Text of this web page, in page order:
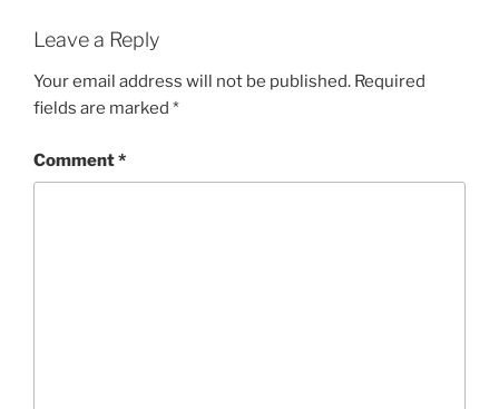
Leave a Reply
Your email address will not be published. Required
fields are marked *
Comment*